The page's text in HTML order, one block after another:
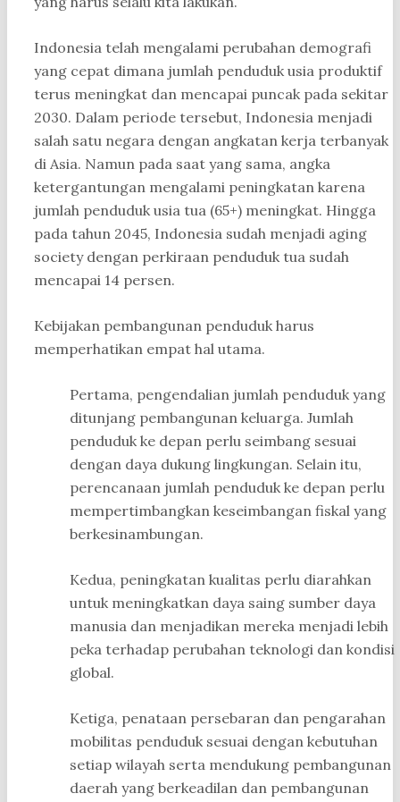
Indonesia telah mengalami perubahan demografi
yang cepat dimana jumlah penduduk usia produktif
terus meningkat dan mencapai puncak pada sekitar
2030. Dalam periode tersebut, Indonesia menjadi
salah satu negara dengan angkatan kerja terbanyak
di Asia. Namun pada saat yang sama, angka
ketergantungan mengalami peningkatan karena
jumlah penduduk usia tua (65+) meningkat. Hingga
pada tahun 2045, Indonesia sudah menjadi aging
society dengan perkiraan penduduk tua sudah
mencapai 14 persen.
Kebijakan pembangunan penduduk harus
memperhatikan empat hal utama.
Pertama, pengendalian jumlah penduduk yang
ditunjang pembangunan keluarga. Jumlah
penduduk ke depan perlu seimbang sesuai
dengan daya dukung lingkungan. Selain itu,
perencanaan jumlah penduduk ke depan perlu
mempertimbangkan keseimbangan fiskal yang
berkesinambungan.
Kedua, peningkatan kualitas perlu diarahkan
untuk meningkatkan daya saing sumber daya
manusia dan menjadikan mereka menjadi lebih
peka terhadap perubahan teknologi dan kondisi
global.
Ketiga, penataan persebaran dan pengarahan
mobilitas penduduk sesuai dengan kebutuhan
setiap wilayah serta mendukung pembangunan
daerah yang berkeadilan dan pembangunan